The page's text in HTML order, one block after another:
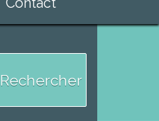
Rechercher